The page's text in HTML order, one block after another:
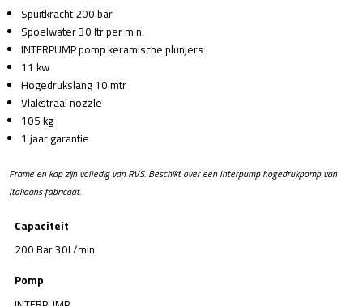
Spuitkracht 200 bar
Spoelwater 30 ltr per min.
INTERPUMP pomp keramische plunjers
11 kw
Hogedrukslang 10 mtr
Vlakstraal nozzle
105 kg
1 jaar garantie
Frame en kap zijn volledig van RVS. Beschikt over een Interpump hogedrukpomp van
Italiaans fabricaat.
Capaciteit
200 Bar 30L/min
Pomp